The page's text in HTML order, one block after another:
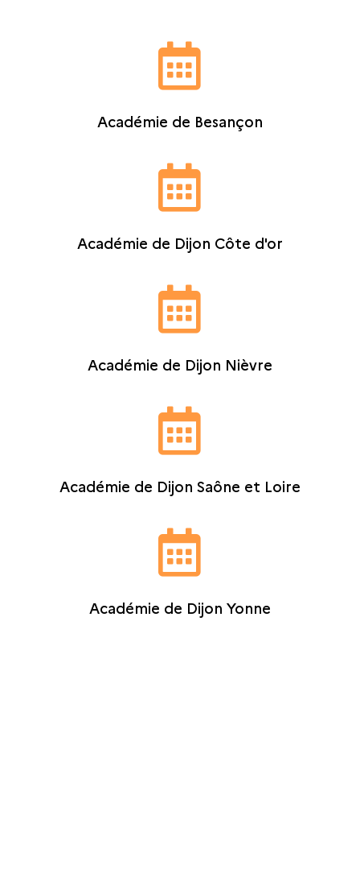

Académie de Besançon

Académie de Dijon Côte d'or

Académie de Dijon Nièvre

Académie de Dijon Saône et Loire

Académie de Dijon Yonne